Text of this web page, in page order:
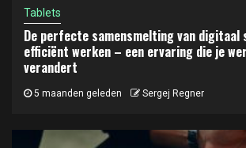
Tablets
De perfecte samensmelting van digitaal
efficiënt werken – een ervaring die je
verandert
5 maanden geleden Sergej Regner